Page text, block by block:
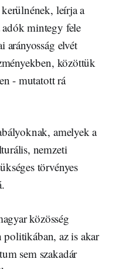
leírja a
mintegy fele
arányosság elvét
közöttük
- mutatott rá
amelyek a
nemzeti
törvényes
közösség
politikában, az is akar
sem szakadár